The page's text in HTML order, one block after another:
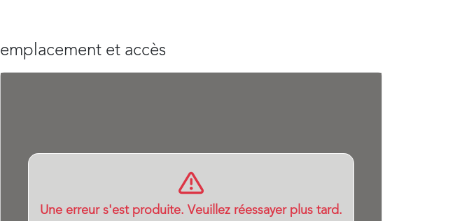
emplacement et accès
Une erreur s'est produite. Veuillez réessayer plus tard.